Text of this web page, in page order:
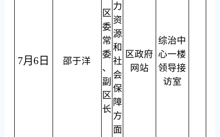
7月6日 邵于洋
区
委
常
委
、
副
区
长
力
资
源
和
社
会
保
障
方
面
区政府
网站
综治中
心一楼
领导接
访室